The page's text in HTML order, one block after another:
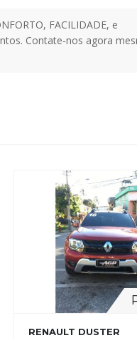
FACILIDADE, e
Contate-nos agora
RENAULT DUSTER